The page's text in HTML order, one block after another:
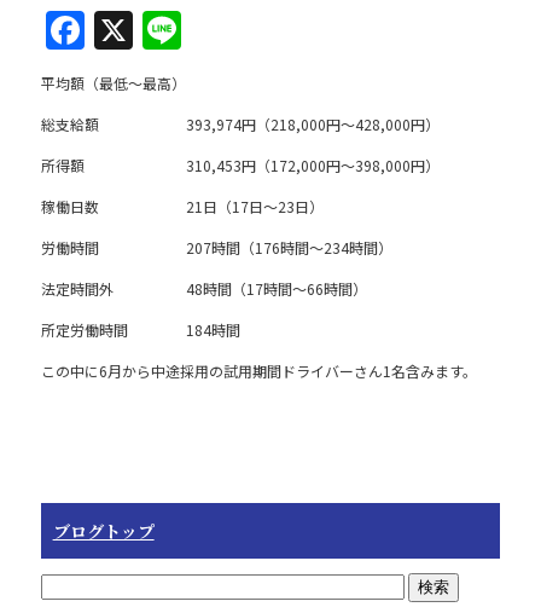
F
a
c
e
b
o
o
k
X Li
e
平均額（最低～最高）
総支給額 393,974円（218,000円～428,000円）
所得額 310,453円（172,000円～398,000円）
稼働日数 21日（17日～23日）
労働時間 207時間（176時間～234時間）
法定時間外 48時間（17時間～66時間）
所定労働時間 184時間
この中に6月から中途採用の試用期間ドライバーさん1名含みます。
ブログトップ